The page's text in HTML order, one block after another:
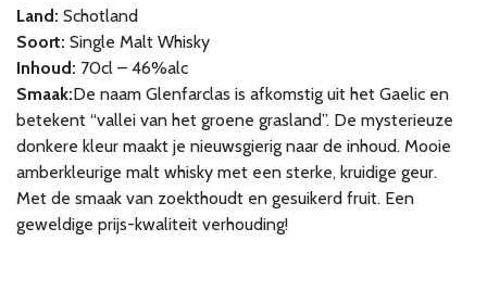
Land: Schotland
Soort: Single Malt Whisky
Inhoud: 70cl – 46%alc
Smaak:De naam Glenfarclas is afkomstig uit het Gaelic en
betekent “vallei van het groene grasland”. De mysterieuze
donkere kleur maakt je nieuwsgierig naar de inhoud. Mooie
amberkleurige malt whisky met een sterke, kruidige geur.
Met de smaak van zoekthoudt en gesuikerd fruit. Een
geweldige prijs-kwaliteit verhouding!